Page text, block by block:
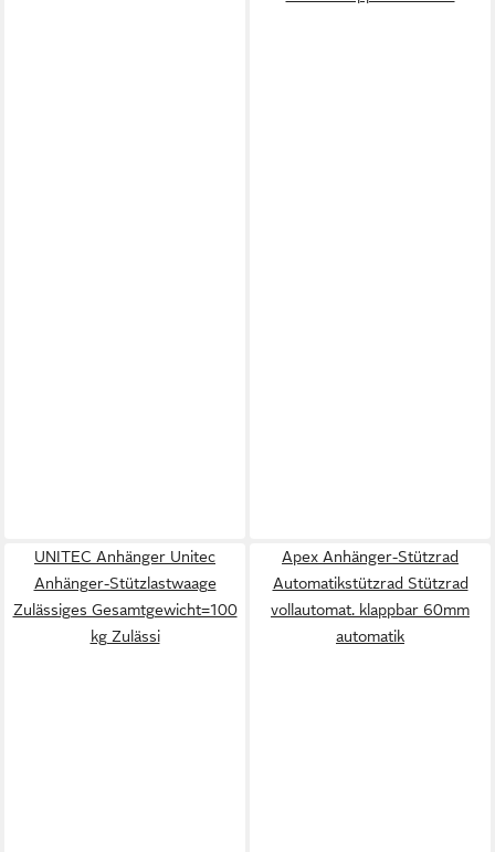
UNITEC Anhänger Unitec
Anhänger-Stützlastwaage
Zulässiges Gesamtgewicht=100
kg Zulässi
Apex Anhänger-Stützrad
Automatikstützrad Stützrad
vollautomat. klappbar 60mm
automatik